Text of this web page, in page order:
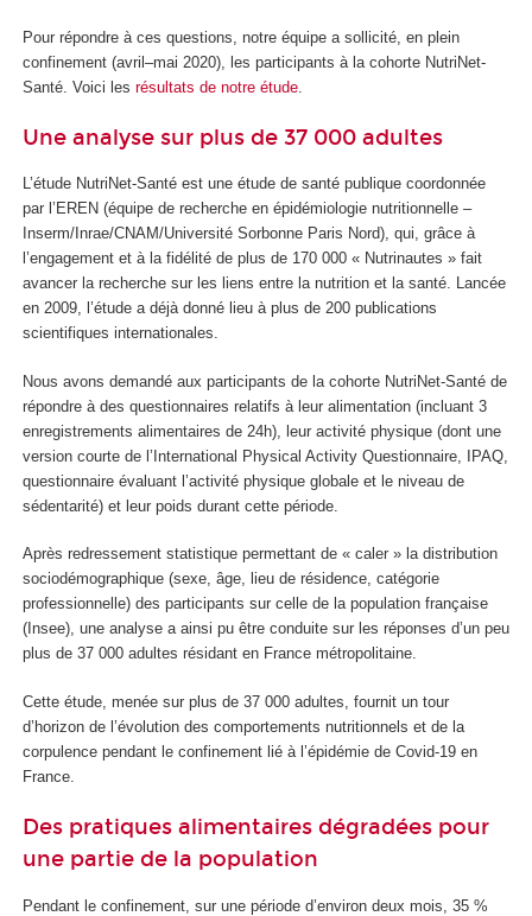
Pour répondre à ces questions, notre équipe a sollicité, en plein
confinement (avril–mai 2020), les participants à la cohorte NutriNet-
Santé. Voici les résultats de notre étude
Une analyse sur plus de 37 000 adultes
L’étude NutriNet-Santé est une étude de santé publique coordonnée
par l’EREN (équipe de recherche en épidémiologie nutritionnelle –
Inserm/Inrae/CNAM/Université Sorbonne Paris Nord), qui, grâce à
l’engagement et à la fidélité de plus de 170 000 « Nutrinautes » fait
avancer la recherche sur les liens entre la nutrition et la santé. Lancée
en 2009, l’étude a déjà donné lieu à plus de 200 publications
scientifiques internationales.
Nous avons demandé aux participants de la cohorte NutriNet-Santé de
répondre à des questionnaires relatifs à leur alimentation (incluant 3
enregistrements alimentaires de 24h), leur activité physique (dont une
version courte de l’International Physical Activity Questionnaire, IPAQ,
questionnaire évaluant l’activité physique globale et le niveau de
sédentarité) et leur poids durant cette période.
Après redressement statistique permettant de « caler » la distribution
sociodémographique (sexe, âge, lieu de résidence, catégorie
professionnelle) des participants sur celle de la population française
(Insee), une analyse a ainsi pu être conduite sur les réponses d’un peu
plus de 37 000 adultes résidant en France métropolitaine.
Cette étude, menée sur plus de 37 000 adultes, fournit un tour
d’horizon de l’évolution des comportements nutritionnels et de la
corpulence pendant le confinement lié à l’épidémie de Covid-19 en
France.
Des pratiques alimentaires dégradées pour
une partie de la population
Pendant le confinement, sur une période d’environ deux mois, 35 %